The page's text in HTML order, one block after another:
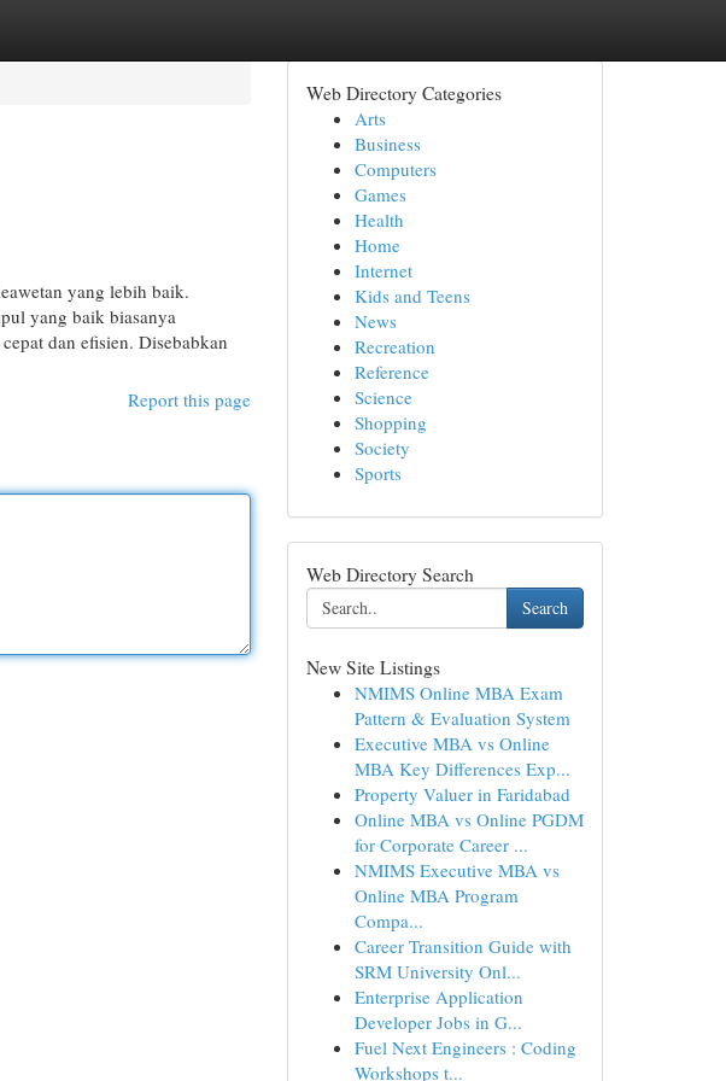
yang lebih baik.
yang baik biasanya
dan efisien. Disebabkan
Report this page
Web Directory Categories
Arts
Business
Computers
Games
Health
Home
Internet
Kids and Teens
News
Recreation
Reference
Science
Shopping
Society
Sports
Web Directory Search
Search
New Site Listings
NMIMS Online MBA Exam
Pattern & Evaluation System
Executive MBA vs Online
MBA Key Differences Exp...
Property Valuer in Faridabad
Online MBA vs Online PGDM
for Corporate Career ...
NMIMS Executive MBA vs
Online MBA Program
Compa...
Career Transition Guide with
SRM University Onl...
Enterprise Application
Developer Jobs in G...
Fuel Next Engineers : Coding
Workshops t...